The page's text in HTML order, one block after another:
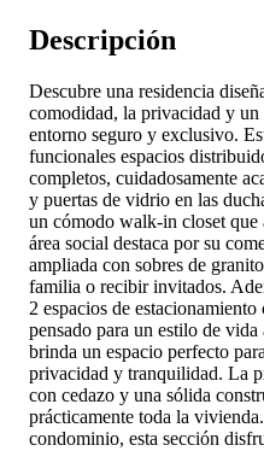
Descripción
Descubre una residencia
comodidad, la privacidad y
entorno seguro y exclusivo.
funcionales espacios
completos, cuidadosamente
y puertas de vidrio en las
un cómodo walk-in closet
área social destaca por su
ampliada con sobres de
familia o recibir invitados.
2 espacios de
pensado para un estilo de
brinda un espacio perfecto
privacidad y tranquilidad. La
con cedazo y una sólida
prácticamente toda la
condominio, esta sección